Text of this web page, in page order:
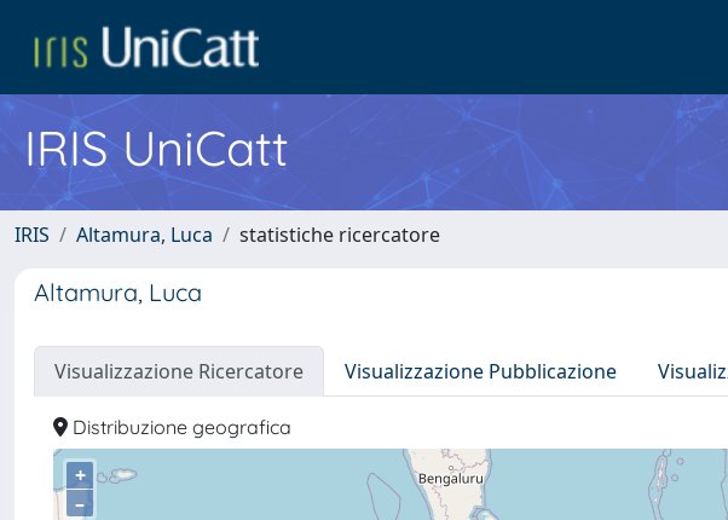
IRIS UniCatt
IRIS Altamura, Luca statistiche ricercatore
Altamura, Luca
Visualizzazione Ricercatore Visualizzazione Pubblicazione
Distribuzione geografica
+
–